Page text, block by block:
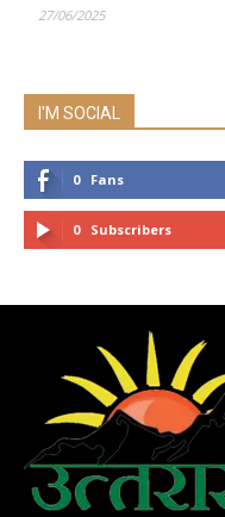
27/06/2025
I'M SOCIAL
0 Fans
0 Subscribers